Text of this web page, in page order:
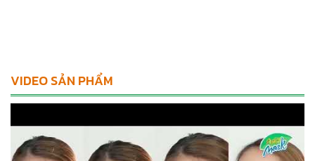
VIDEO SẢN PHẨM